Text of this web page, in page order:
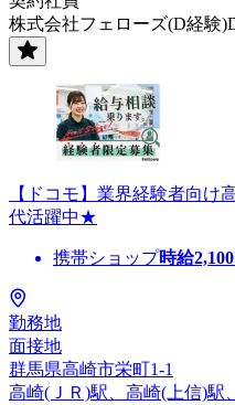
株式会社フェローズ(D経験
【ドコモ】業界経験者向
代活躍中★
携帯ショップ時給2,100
勤務地
面接地
群馬県高崎市栄町1-1
高崎(ＪＲ)駅、高崎(上信)駅